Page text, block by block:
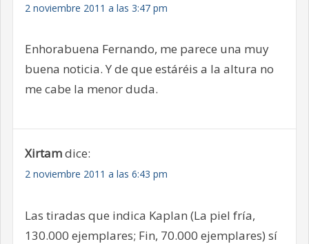
2 noviembre 2011 a las 3:47 pm
Enhorabuena Fernando, me parece una muy
buena noticia. Y de que estáréis a la altura no
me cabe la menor duda.
Xirtamdice:
2 noviembre 2011 a las 6:43 pm
Las tiradas que indica Kaplan (La piel fría,
130.000 ejemplares; Fin, 70.000 ejemplares) sí